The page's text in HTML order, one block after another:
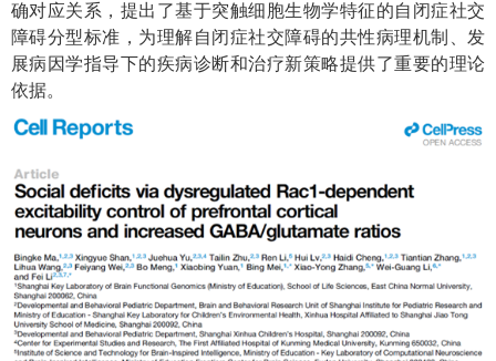
确对应关系，提出了基于突触细胞生物学特征的自闭症社交
障碍分型标准，为理解自闭症社交障碍的共性病理机制、发
展病因学指导下的疾病诊断和治疗新策略提供了重要的理论
依据。